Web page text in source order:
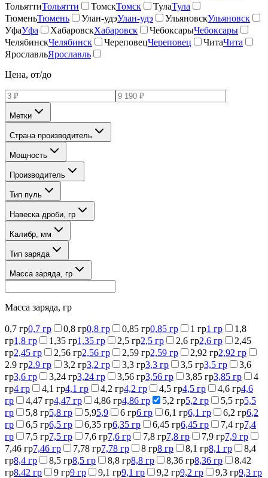
ТольяттиТольятти ТомскТомск ТулаТула
ТюменьТюмень Улан-удэУлан-удэ УльяновскУльяновск
УфаУфа ХабаровскХабаровск ЧебоксарыЧебоксары
ЧелябинскЧелябинск ЧереповецЧереповец ЧитаЧита
ЯрославльЯрославль
Цена, от/до
Метки
Страна производитель
Мощность
Производитель
Тип пуль
Навеска дроби, гр
Калибр, мм
Тип заряда
Масса заряда, гр
Масса заряда, гр
0,7 гр0,7 гр 0,8 гр0,8 гр 0,85 гр0,85 гр 1 гр1 гр
1,8
гр1,8 гр 1,35 гр1,35 гр 2,5 гр2,5 гр 2,6 гр2,6 гр
2,45
гр2,45 гр 2,56 гр2,56 гр 2,59 гр2,59 гр 2,92 гр2,92 гр
2.9 гр2.9 гр 3,2 гр3,2 гр 3,3 гр3,3 гр 3,5 гр3,5 гр
3,6
гр3,6 гр 3,24 гр3,24 гр 3,56 гр3,56 гр 3,85 гр3,85 гр
4
гр4 гр 4,1 гр4,1 гр 4,2 гр4,2 гр 4,5 гр4,5 гр 4,6 гр4,6
гр
4,47 гр4,47 гр 4,86 гр4,86 гр 5,2 гр5,2 гр 5,5 гр5,5
гр
5,8 гр5,8 гр 5,95,9 6 гр6 гр 6,1 гр6,1 гр 6,2 гр6,2
гр
6,5 гр6,5 гр 6,35 гр6,35 гр 6,45 гр6,45 гр 7,4 гр7,4
гр
7,5 гр7,5 гр 7,6 гр7,6 гр 7,8 гр7,8 гр 7,9 гр7,9 гр
7,46 гр7,46 гр 7,78 гр7,78 гр 8 гр8 гр 8,1 гр8,1 гр
8,4
гр8,4 гр 8,5 гр8,5 гр 8,8 гр8,8 гр 8,36 гр8,36 гр
8.42
гр8.42 гр 9 гр9 гр 9,1 гр9,1 гр 9,2 гр9,2 гр 9,3 гр9,3 гр